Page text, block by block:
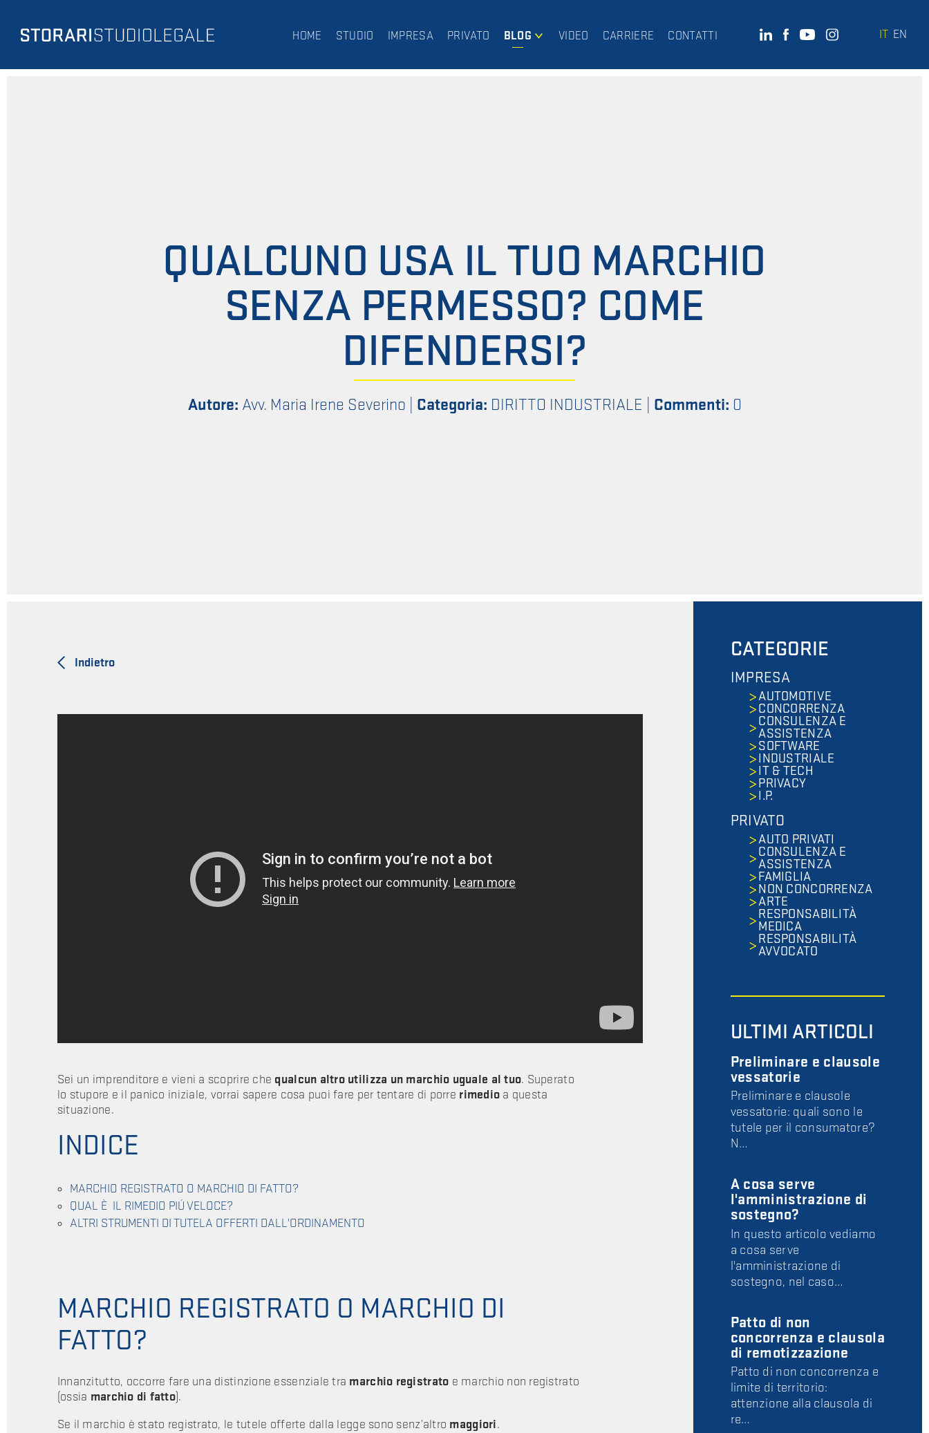
HOME STUDIO IMPRESA PRIVATO BLOG
IMPRESA
VIDEO CARRIERE CONTATTI IT EN
QUALCUNO USA IL TUO MARCHIO
SENZA PERMESSO? COME
DIFENDERSI?
Autore: Avv. Maria Irene Severino Categoria: DIRITTO INDUSTRIALE Commenti: 0
Indietro
Sei un imprenditore e vieni a scoprire che qualcun altro utilizza un marchio uguale al tuo. Superato
lo stupore e il panico iniziale, vorrai sapere cosa puoi fare per tentare di porre rimedio a questa
situazione.
INDICE
MARCHIO REGISTRATO O MARCHIO DI FATTO?
QUAL È IL RIMEDIO PIÚ VELOCE?
ALTRI STRUMENTI DI TUTELA OFFERTI DALL'ORDINAMENTO
MARCHIO REGISTRATO O MARCHIO DI
FATTO?
Innanzitutto, occorre fare una distinzione essenziale tra marchio registrato e marchio non registrato
(ossia marchio di fatto).
Se il marchio è stato registrato, le tutele offerte dalla legge sono senz’altro maggiori.
CATEGORIE
IMPRESA
AUTOMOTIVE
CONCORRENZA
CONSULENZA E
ASSISTENZA
SOFTWARE
INDUSTRIALE
IT & TECH
PRIVACY
I.P.
PRIVATO
AUTO PRIVATI
CONSULENZA E
ASSISTENZA
FAMIGLIA
NON CONCORRENZA
ARTE
RESPONSABILITÀ
MEDICA
RESPONSABILITÀ
AVVOCATO
ULTIMI ARTICOLI
Preliminare e clausole
vessatorie
Preliminare e clausole
vessatorie: quali sono le
tutele per il consumatore?
N…
A cosa serve
l'amministrazione di
sostegno?
In questo articolo vediamo
a cosa serve
l'amministrazione di
sostegno, nel caso…
Patto di non
concorrenza e clausola
di remotizzazione
Patto di non concorrenza e
limite di territorio:
attenzione alla clausola di
re…